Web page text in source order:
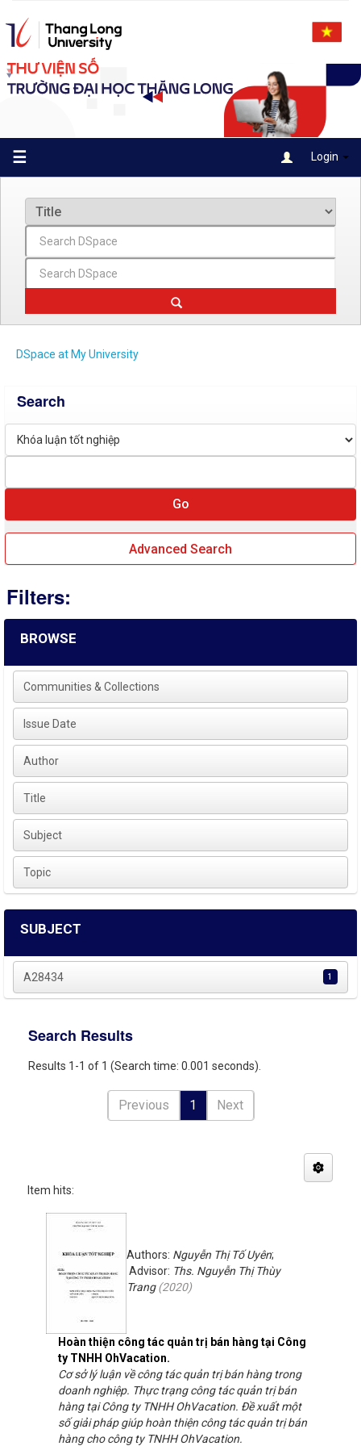
navigation
☰ Login
DSpace at My University
Search
Advanced Search
Filters:
BROWSE
Communities & Collections
Issue Date
Author
Title
Subject
Topic
SUBJECT
A28434 1
Search Results
Results 1-1 of 1 (Search time: 0.001 seconds).
Previous 1 Next
Item hits:
Hoàn thiện công tác quản trị bán hàng tại Công
ty TNHH OhVacation.
Authors: Nguyễn Thị Tố Uyên;
Advisor: Ths. Nguyễn Thị Thùy
Trang(2020)
Cơ sở lý luận về công tác quản trị bán hàng trong
doanh nghiệp. Thực trạng công tác quản trị bán
hàng tại Công ty TNHH OhVacation. Đề xuất một
số giải pháp giúp hoàn thiện công tác quản trị bán
hàng cho công ty TNHH OhVacation.